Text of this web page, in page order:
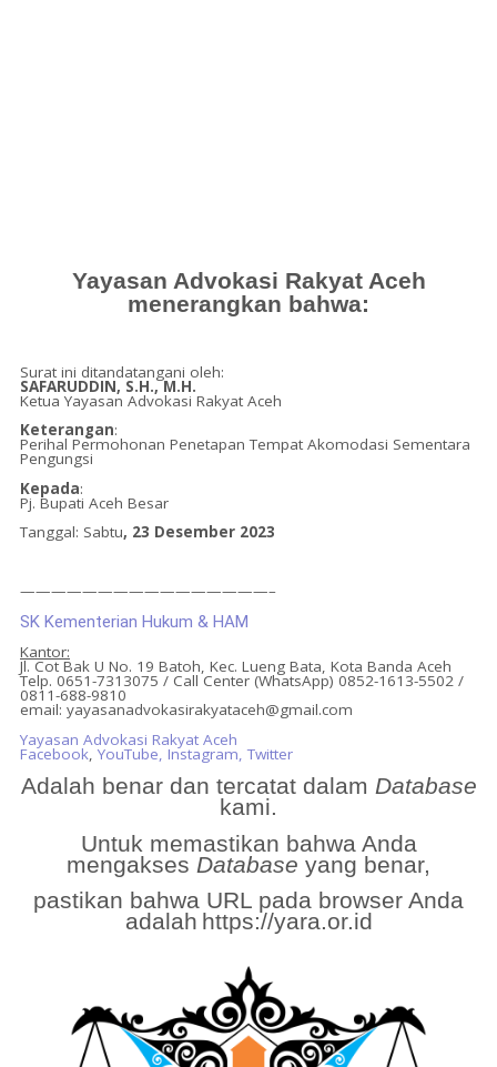
Yayasan Advokasi Rakyat Aceh
menerangkan bahwa:
Surat ini ditandatangani oleh:
SAFARUDDIN, S.H., M.H.
Ketua Yayasan Advokasi Rakyat Aceh
Keterangan:
Perihal Permohonan Penetapan Tempat Akomodasi Sementara
Pengungsi
Kepada:
Pj. Bupati Aceh Besar
Tanggal: Sabtu, 23 Desember 2023
————————————————–
SK Kementerian Hukum & HAM
Kantor:
Jl. Cot Bak U No. 19 Batoh, Kec. Lueng Bata, Kota Banda Aceh
Telp. 0651-7313075 / Call Center (WhatsApp) 0852-1613-5502 /
0811-688-9810
email: yayasanadvokasirakyataceh@gmail.com
Yayasan Advokasi Rakyat Aceh
Facebook, YouTube, Instagram, Twitter
Adalah benar dan tercatat dalam Database
kami.
Untuk memastikan bahwa Anda
mengakses Database yang benar,
pastikan bahwa URL pada browser Anda
adalah https://yara.or.id